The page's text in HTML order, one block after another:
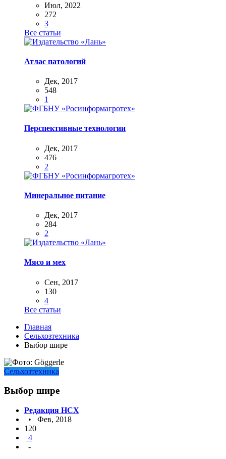
Июл, 2022
272
3
Все статьи
Атлас патологий
Дек, 2017
548
1
Перспективные технологии
Дек, 2017
476
2
Минеральное питание
Дек, 2017
284
2
Мясо и мех
Сен, 2017
130
4
Все статьи
Главная
Сельхозтехника
Выбор шире
Сельхозтехника
Выбор шире
Редакция НСХ
• Фев, 2018
120
4
-